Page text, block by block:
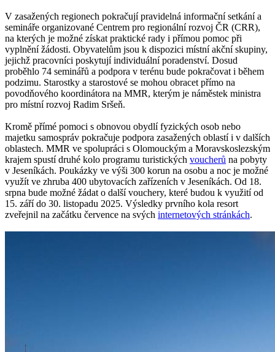
V zasažených regionech pokračují pravidelná informační setkání a
semináře organizované Centrem pro regionální rozvoj ČR (CRR),
na kterých je možné získat praktické rady i přímou pomoc při
vyplnění žádosti. Obyvatelům jsou k dispozici místní akční skupiny,
jejichž pracovníci poskytují individuální poradenství. Dosud
proběhlo 74 seminářů a podpora v terénu bude pokračovat i během
podzimu. Starostky a starostové se mohou obracet přímo na
povodňového koordinátora na MMR, kterým je náměstek ministra
pro místní rozvoj Radim Sršeň.
Kromě přímé pomoci s obnovou obydlí fyzických osob nebo
majetku samospráv pokračuje podpora zasažených oblastí i v dalších
oblastech. MMR ve spolupráci s Olomouckým a Moravskoslezským
krajem spustí druhé kolo programu turistických voucherů na pobyty
v Jeseníkách. Poukázky ve výši 300 korun na osobu a noc je možné
využít ve zhruba 400 ubytovacích zařízeních v Jeseníkách. Od 18.
srpna bude možné žádat o další vouchery, které budou k využití od
15. září do 30. listopadu 2025. Výsledky prvního kola resort
zveřejnil na začátku července na svých internetových stránkách.